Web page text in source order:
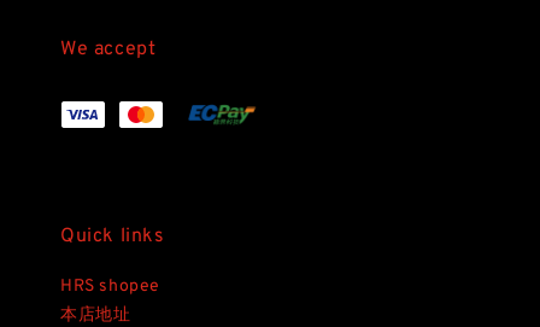
We accept
Quick links
HRS shopee
本店地址